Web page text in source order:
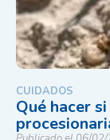
CUIDADOS
Qué hacer